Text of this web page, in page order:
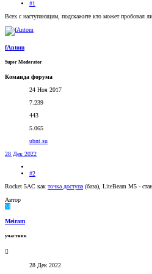
#1
Всех с наступающим, подскажите кто может пробовал
fAntom
Super Moderator
Команда форума
24 Ноя 2017
7.239
443
5.065
ubnt.su
28 Дек 2022
#2
Rocket 5AC как точка доступа (база), LiteBeam M5 -
Автор
M
Meiram
участник
28 Дек 2022